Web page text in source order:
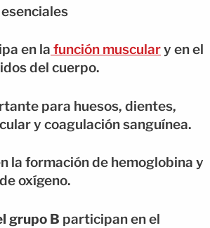
en la función musculary en el
del cuerpo.
para huesos, dientes,
y coagulación sanguínea.
la formación de hemoglobina y
oxígeno.
grupo B participan en el